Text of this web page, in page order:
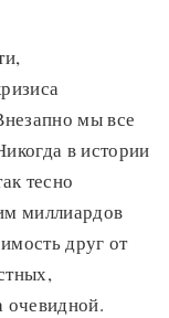
мы все
в истории
тесно
миллиардов
друг от
очевидной.